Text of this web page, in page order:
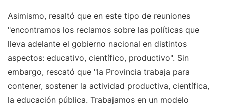
Asimismo, resaltó que en este tipo de reuniones
"encontramos los reclamos sobre las políticas que
lleva adelante el gobierno nacional en distintos
aspectos: educativo, científico, productivo". Sin
embargo, rescató que "la Provincia trabaja para
contener, sostener la actividad productiva, científica,
la educación pública. Trabajamos en un modelo